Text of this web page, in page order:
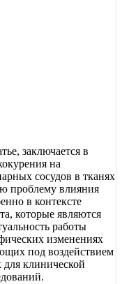
заключается в
на
сосудов в тканях
проблему влияния
в контексте
которые являются
работы
изменениях
под воздействием
для клинической